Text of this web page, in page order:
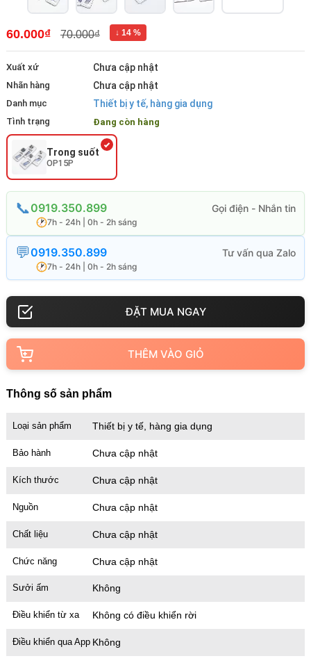
60.000₫ 70.000₫ ↓ 14 %
Xuất xứ Chưa cập nhật
Nhãn hàng Chưa cập nhật
Danh mục Thiết bị y tế, hàng gia dụng
Tình trạng Đang còn hàng
Trong suốt
OP15P
0919.350.899
7h - 24h | 0h - 2h sáng
0919.350.899
7h - 24h | 0h - 2h sáng
THÊM VÀO GIỎ
Thông số sản phẩm
Loại sản phẩm Thiết bị y tế, hàng gia dụng
Bảo hành Chưa cập nhật
Kích thước Chưa cập nhật
Nguồn Chưa cập nhật
Chất liệu Chưa cập nhật
Chức năng Chưa cập nhật
Sưởi ấm Không
Điều khiển từ xa Không có điều khiển rời
Điều khiển qua App Không